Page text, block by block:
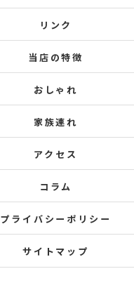
リンク
当店の特徴
おしゃれ
家族連れ
アクセス
コラム
プライバシーポリシー
サイトマップ